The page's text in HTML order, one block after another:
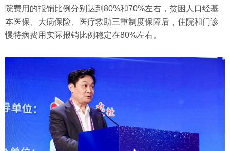
院费用的报销比例分别达到80%和70%左右，贫困人口经基
本医保、大病保险、医疗救助三重制度保障后，住院和门诊
慢特病费用实际报销比例稳定在80%左右。